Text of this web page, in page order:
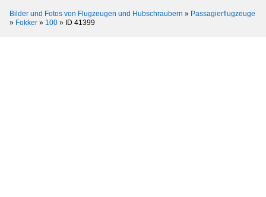
Bilder und Fotos von Flugzeugen und Hubschraubern » Passagierflugzeuge
» Fokker » 100 » ID 41399